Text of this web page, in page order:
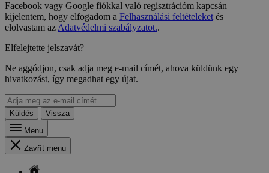
Facebook vagy Google fiókkal való regisztrációm kapcsán
kijelentem, hogy elfogadom a Felhasználási feltételeketés
elolvastam azAdatvédelmi szabályzatot..
Elfelejtette jelszavát?
Ne aggódjon, csak adja meg e-mail címét, ahova küldünk egy
hivatkozást, így megadhat egy újat.
Küldés
Vissza
Menu
Zavřít menu